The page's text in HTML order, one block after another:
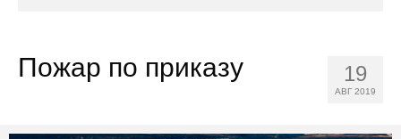
19
АВГ 2019
Пожар по приказу